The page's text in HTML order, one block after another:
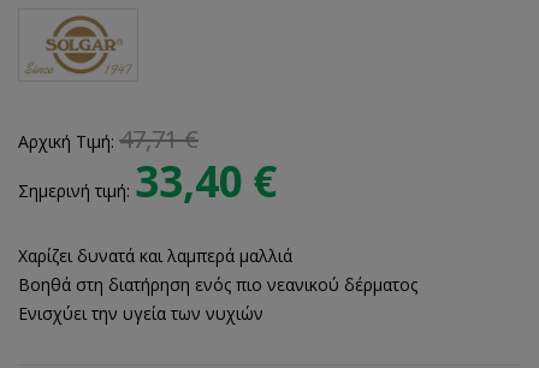
Αρχική Τιμή: 47,71 €
Σημερινή τιμή: 33,40 €
Χαρίζει δυνατά και λαμπερά μαλλιά
Βοηθά στη διατήρηση ενός πιο νεανικού δέρματος
Ενισχύει την υγεία των νυχιών